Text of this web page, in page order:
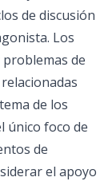
de discusión
Los
de
de los
único foco de
de
el apoyo